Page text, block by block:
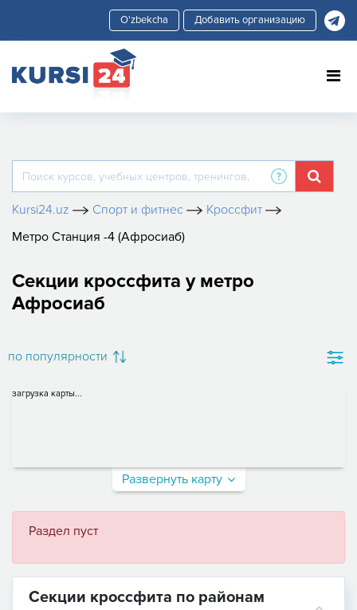
Добавить организацию
Kursi24.uz Спорт и фитнес
Кроссфит
Метро Станция -4 (Афросиаб)
Секции кроссфита у метро
Афросиаб
по популярности
загрузка карты...
Развернуть карту
Раздел пуст
Секции кроссфита по районам